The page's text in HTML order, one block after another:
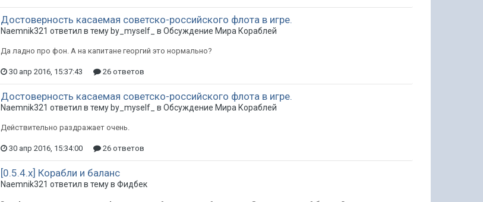
Достоверность касаемая советско-российского флота в игре.
Naemnik321 ответил в тему by_myself_ вОбсуждение Мира Кораблей
Да ладно про фон. А на капитане георгий это нормально?
30 апр 2016, 15:37:43 26 ответов
Достоверность касаемая советско-российского флота в игре.
Naemnik321 ответил в тему by_myself_ вОбсуждение Мира Кораблей
Действительно раздражает очень.
30 апр 2016, 15:34:00 26 ответов
[0.5.4.х] Корабли и баланс
Naemnik321 ответил в тему вФидбек